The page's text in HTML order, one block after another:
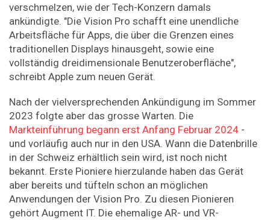
verschmelzen, wie der Tech-Konzern damals
ankündigte. "Die Vision Pro schafft eine unendliche
Arbeitsfläche für Apps, die über die Grenzen eines
traditionellen Displays hinausgeht, sowie eine
vollständig dreidimensionale Benutzeroberfläche",
schreibt Apple zum neuen Gerät.
Nach der vielversprechenden Ankündigung im Sommer
2023 folgte aber das grosse Warten. Die
Markteinführung begann erst Anfang Februar 2024 -
und vorläufig auch nur in den USA. Wann die Datenbrille
in der Schweiz erhältlich sein wird, ist noch nicht
bekannt. Erste Pioniere hierzulande haben das Gerät
aber bereits und tüfteln schon an möglichen
Anwendungen der Vision Pro. Zu diesen Pionieren
gehört Augment IT. Die ehemalige AR- und VR-